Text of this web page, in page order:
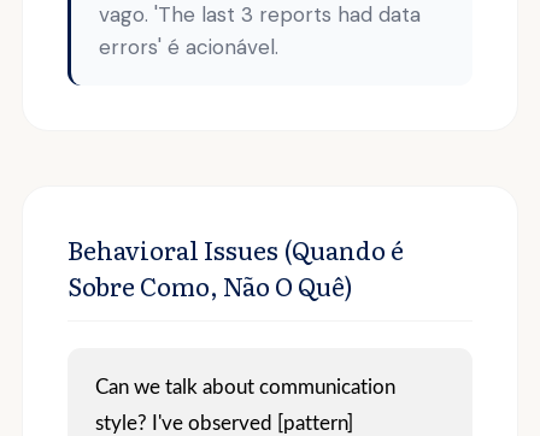
vago. 'The last 3 reports had data
errors' é acionável.
Behavioral Issues (Quando é
Sobre Como, Não O Quê)
Can we talk about communication
style? I've observed [pattern]